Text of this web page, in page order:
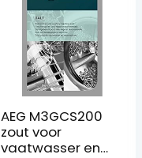
AEG M3GCS200
zout voor
vaatwasser en